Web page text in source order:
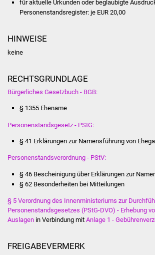
Abfall und
Kultur &
für aktuelle Urkunden oder beglaubigte
Personenstandsregister: je EUR 20,00
HINWEISE
keine
RECHTSGRUNDLAGE
Bürgerliches Gesetzbuch - BGB:
§ 1355 Ehename
Personenstandsgesetz - PStG:
§ 41 Erklärungen zur Namensführung von
Personenstandsverordnung - PStV:
§ 46 Bescheinigung über Erklärungen zur
§ 62 Besonderheiten bei Mitteilungen
§ 5 Verordnung des Innenministeriums zur
Personenstandsgesetzes (PStG-DVO) - Erhebung
Auslagenin Verbindung mit Anlage 1 -
FREIGABEVERMERK